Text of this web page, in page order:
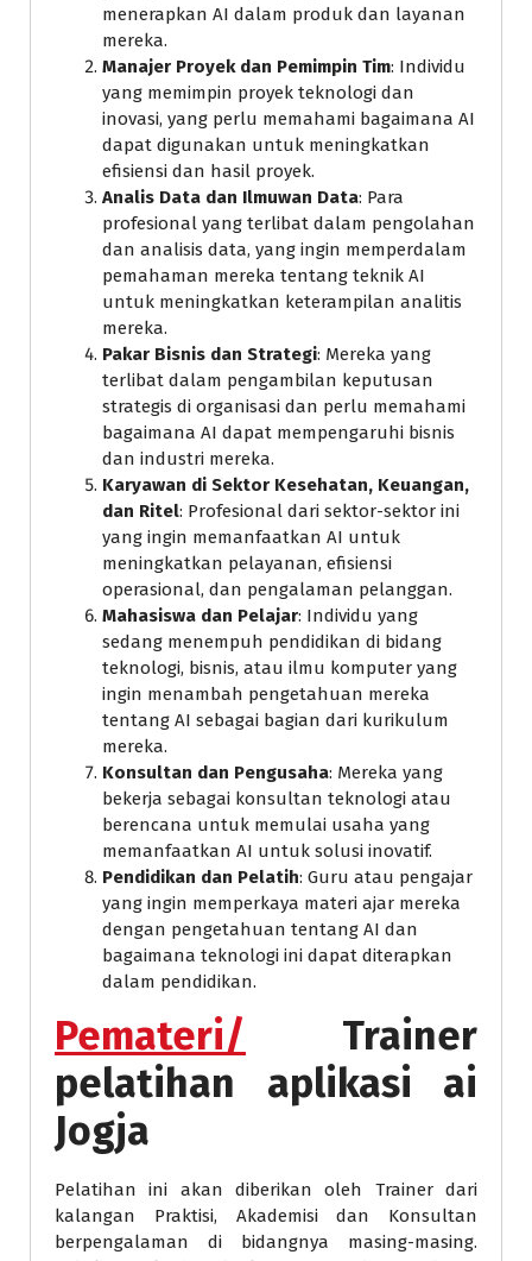
menerapkan AI dalam produk dan layanan
mereka.
Manajer Proyek dan Pemimpin Tim: Individu
yang memimpin proyek teknologi dan
inovasi, yang perlu memahami bagaimana AI
dapat digunakan untuk meningkatkan
efisiensi dan hasil proyek.
Analis Data dan Ilmuwan Data: Para
profesional yang terlibat dalam pengolahan
dan analisis data, yang ingin memperdalam
pemahaman mereka tentang teknik AI
untuk meningkatkan keterampilan analitis
mereka.
Pakar Bisnis dan Strategi: Mereka yang
terlibat dalam pengambilan keputusan
strategis di organisasi dan perlu memahami
bagaimana AI dapat mempengaruhi bisnis
dan industri mereka.
Karyawan di Sektor Kesehatan, Keuangan,
dan Ritel: Profesional dari sektor-sektor ini
yang ingin memanfaatkan AI untuk
meningkatkan pelayanan, efisiensi
operasional, dan pengalaman pelanggan.
Mahasiswa dan Pelajar: Individu yang
sedang menempuh pendidikan di bidang
teknologi, bisnis, atau ilmu komputer yang
ingin menambah pengetahuan mereka
tentang AI sebagai bagian dari kurikulum
mereka.
Konsultan dan Pengusaha: Mereka yang
bekerja sebagai konsultan teknologi atau
berencana untuk memulai usaha yang
memanfaatkan AI untuk solusi inovatif.
Pendidikan dan Pelatih: Guru atau pengajar
yang ingin memperkaya materi ajar mereka
dengan pengetahuan tentang AI dan
bagaimana teknologi ini dapat diterapkan
dalam pendidikan.
Pemateri/ Trainer
pelatihan aplikasi ai
Jogja
Pelatihan ini akan diberikan oleh Trainer dari
kalangan Praktisi, Akademisi dan Konsultan
berpengalaman di bidangnya masing-masing.